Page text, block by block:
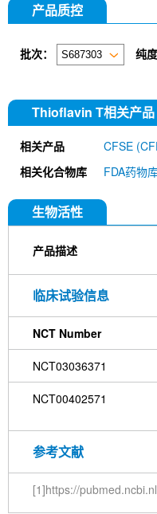
产品质控
批次： 纯度
Thioflavin T相关产品
相关产品 CFSE
581/591
相关化合物库 FDA药物
生物活性
产品描述
临床试验信息
NCT Number
NCT03036371
NCT00402571
参考文献
[1]https://